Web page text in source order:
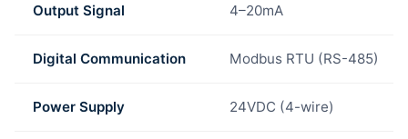
Output Signal 4–20mA
Digital Communication Modbus RTU (RS-485)
Power Supply 24VDC (4-wire)